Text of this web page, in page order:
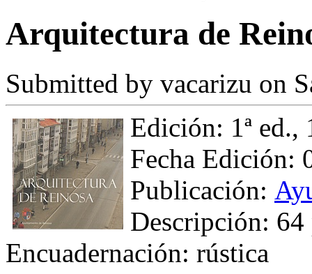
Arquitectura de
Submitted by vacarizu on
Edición: 1ª ed.,
Fecha Edición:
Publicación:
Descripción:
Encuadernación: rústica